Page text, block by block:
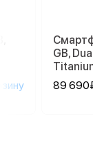
GB,
89